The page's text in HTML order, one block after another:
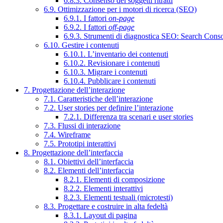
6.9. Ottimizzazione per i motori di ricerca (SEO)
6.9.1. I fattori on-page
6.9.2. I fattori off-page
6.9.3. Strumenti di diagnostica SEO: Search
6.10. Gestire i contenuti
6.10.1. L’inventario dei contenuti
6.10.2. Revisionare i contenuti
6.10.3. Migrare i contenuti
6.10.4. Pubblicare i contenuti
7. Progettazione dell’interazione
7.1. Caratteristiche dell’interazione
7.2. User stories per definire l’interazione
7.2.1. Differenza tra scenari e user stories
7.3. Flussi di interazione
7.4. Wireframe
7.5. Prototipi interattivi
8. Progettazione dell’interfaccia
8.1. Obiettivi dell’interfaccia
8.2. Elementi dell’interfaccia
8.2.1. Elementi di composizione
8.2.2. Elementi interattivi
8.2.3. Elementi testuali (microtesti)
8.3. Progettare e costruire in alta fedeltà
8.3.1. Layout di pagina